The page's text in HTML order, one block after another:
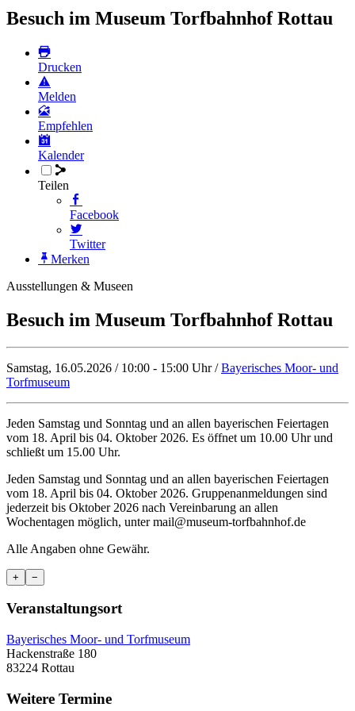
Besuch im Museum Torfbahnhof Rottau
Drucken
Melden
Empfehlen
Kalender
Teilen
Facebook
Twitter
Merken
Ausstellungen & Museen
Besuch im Museum Torfbahnhof Rottau
Samstag, 16.05.2026 / 10:00 - 15:00 Uhr /Bayerisches Moor- und
Torfmuseum
Jeden Samstag und Sonntag und an allen bayerischen Feiertagen
vom 18. April bis 04. Oktober 2026. Es öffnet um 10.00 Uhr und
schließt um 15.00 Uhr.
Jeden Samstag und Sonntag und an allen bayerischen Feiertagen
vom 18. April bis 04. Oktober 2026. Gruppenanmeldungen sind
jederzeit bis Oktober 2026 nach Vereinbarung an allen
Wochentagen möglich, unter mail@museum-torfbahnhof.de
Alle Angaben ohne Gewähr.
+ −
Veranstaltungsort
Bayerisches Moor- und Torfmuseum
Hackenstraße 180
83224 Rottau
Weitere Termine